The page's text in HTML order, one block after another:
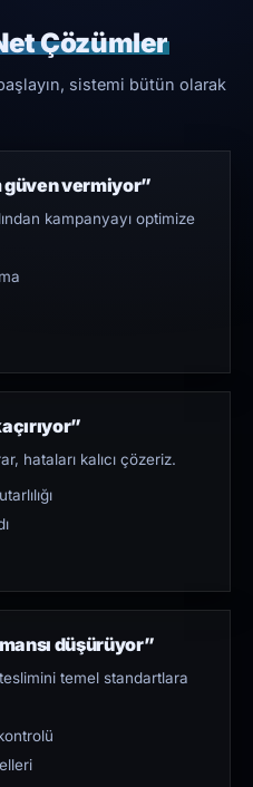
Çözümler
sistemi bütün olarak
güven vermiyor”
kampanyayı optimize
hataları kalıcı çözeriz.
düşürüyor”
temel standartlara